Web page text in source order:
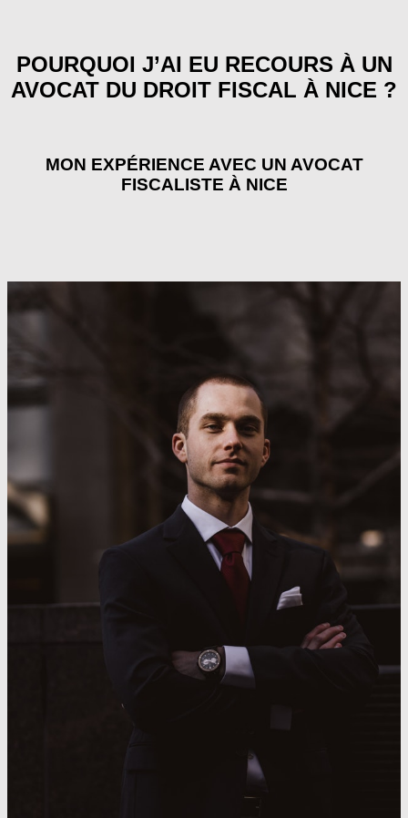
POURQUOI J’AI EU RECOURS À UN
AVOCAT DU DROIT FISCAL À NICE ?
MON EXPÉRIENCE AVEC UN AVOCAT
FISCALISTE À NICE